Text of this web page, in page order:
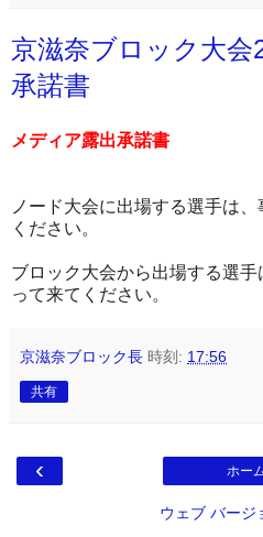
京滋奈ブロック大会
承諾書
メディア露出承諾書
ノード大会に出場する選手は
ください。
ブロック大会から出場する選
って来てください。
京滋奈ブロック長 時刻: 17:56
共有
‹ ホー
ウェブ バージ